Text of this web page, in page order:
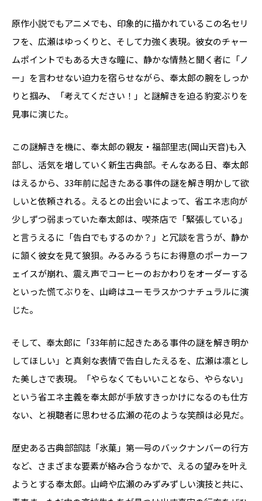
原作小説でもアニメでも、印象的に描かれているこの名セリ
フを、広瀬はゆっくりと、そして力強く表現。彼女のチャー
ムポイントでもある大きな瞳に、静かな情熱と聞く者に「ノ
ー」を言わせない迫力を宿らせながら、奉太郎の腕をしっか
りと掴み、「考えてください！」と謎解きを迫る豹変ぶりを
見事に演じた。
この謎解きを機に、奉太郎の親友・福部里志(岡山天音)も入
部し、活気を増していく新生古典部。そんなある日、奉太郎
はえるから、33年前に起きたある事件の謎を解き明かして欲
しいと依頼される。えるとの出会いによって、省エネ志向が
少しずつ弱まっていた奉太郎は、喫茶店で「緊張している」
と言うえるに「告白でもするのか？」と冗談を言うが、静か
に頷く彼女を見て狼狽。みるみるうちにお得意のポーカーフ
ェイスが崩れ、震え声でコーヒーのおかわりをオーダーする
といった慌てぶりを、山﨑はユーモラスかつナチュラルに演
じた。
そして、奉太郎に「33年前に起きたある事件の謎を解き明か
してほしい」と真剣な表情で告白したえるを、広瀬は凛とし
た美しさで表現。「やらなくてもいいことなら、やらない」
という省エネ主義を奉太郎が手放すきっかけになるのも仕方
ない、と視聴者に思わせる広瀬の花のような笑顔は必見だ。
歴史ある古典部部誌「氷菓」第一号のバックナンバーの行方
など、さまざまな要素が絡み合うなかで、えるの望みを叶え
ようとする奉太郎。山﨑や広瀬のみずみずしい演技と共に、